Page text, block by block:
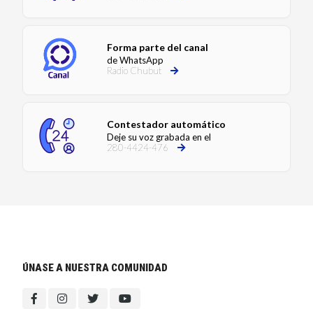
Forma parte del canal
de WhatsApp
Radio Chubut
Contestador automático
Deje su voz grabada en el
280-4424-476
ÚNASE A NUESTRA COMUNIDAD